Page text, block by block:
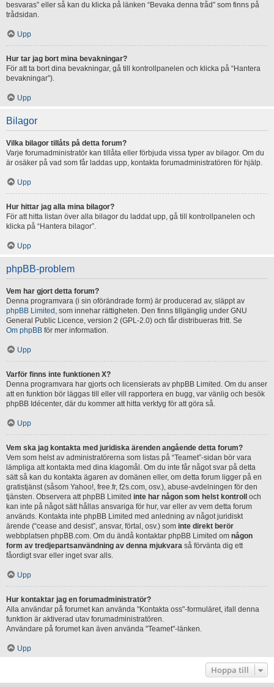
besvaras” eller så kan du klicka på länken “Bevaka denna tråd” som finns på
trådsidan.
Upp
Hur tar jag bort mina bevakningar?
För att ta bort dina bevakningar, gå till kontrollpanelen och klicka på “Hantera
bevakningar”).
Upp
Bilagor
Vilka bilagor tillåts på detta forum?
Varje forumadministratör kan tillåta eller förbjuda vissa typer av bilagor. Om du
är osäker på vad som får laddas upp, kontakta forumadministratören för hjälp.
Upp
Hur hittar jag alla mina bilagor?
För att hitta listan över alla bilagor du laddat upp, gå till kontrollpanelen och
klicka på “Hantera bilagor”.
Upp
phpBB-problem
Vem har gjort detta forum?
Denna programvara (i sin oförändrade form) är producerad av, släppt av
phpBB Limited , som innehar rättigheten. Den finns tillgänglig under GNU
General Public Licence, version 2 (GPL-2.0) och får distribueras fritt. Se
Om phpBB för mer information.
Upp
Varför finns inte funktionen X?
Denna programvara har gjorts och licensierats av phpBB Limited. Om du anser
att en funktion bör läggas till eller vill rapportera en bugg, var vänlig och besök
phpBB Idécenter, där du kommer att hitta verktyg för att göra så.
Upp
Vem ska jag kontakta med juridiska ärenden angående detta forum?
Vem som helst av administratörerna som listas på “Teamet”-sidan bör vara
lämpliga att kontakta med dina klagomål. Om du inte får något svar på detta
sätt så kan du kontakta ägaren av domänen eller, om detta forum ligger på en
gratistjänst (såsom Yahoo!, free.fr, f2s.com, osv.), abuse-avdelningen för den
tjänsten. Observera att phpBB Limited inte har någon som helst kontroll
och
kan inte på något sätt hållas ansvariga för hur, var eller av vem detta forum
används. Kontakta inte phpBB Limited med anledning av något juridiskt
ärende (“cease and desist”, ansvar, förtal, osv.) som inte direkt berör
webbplatsen phpBB.com. Om du ändå kontaktar phpBB Limited om någon
form av tredjepartsanvändning av denna mjukvara så förvänta dig ett
fåordigt svar eller inget svar alls.
Upp
Hur kontaktar jag en forumadministratör?
Alla användar på forumet kan använda "Kontakta oss"-formuläret, ifall denna
funktion är aktiverad utav forumadministratören.
Användare på forumet kan även använda "Teamet"-länken.
Upp
Hoppa till